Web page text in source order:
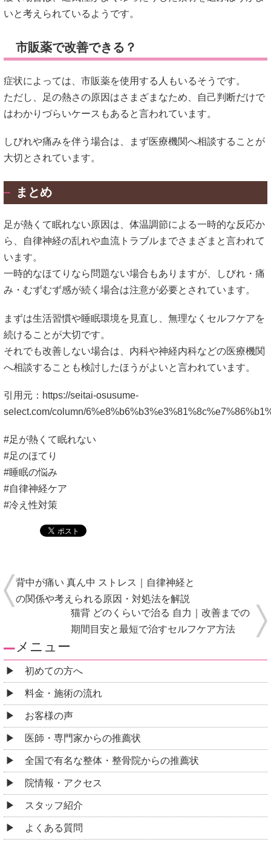
大切とされています。
まとめ
足が熱くて眠れない原因は、体温調節による一時的な反応か
います。
一時的なほてりなら問題ない場合もありますが、しびれ・痛
まずは生活習慣や睡眠環境を見直し、無理なくセルフケアを
続けることが大切です。
それでも改善しない場合は、内科や神経内科などの医療機関
へ相談することも検討したほうがよいと言われています。
引用元：https://seitai-osusume-
select.com/column/
#足が熱くて眠れない
#足のほてり
#睡眠の悩み
#自律神経ケア
#冷え性対策
背中が痛い 真ん中 ストレス｜自律神経と
の関係や考えられる原因・対処法を解説
メニュー
料金・施術の流れ
お客様の声
医師・専門家からの推薦状
全国で有名な整体・整骨院からの推薦状
院情報・アクセス
スタッフ紹介
よくある質問
コロナウィルス感染予防対策について
ご予約・お問合せ
採用情報
コラム監修者
ブログ